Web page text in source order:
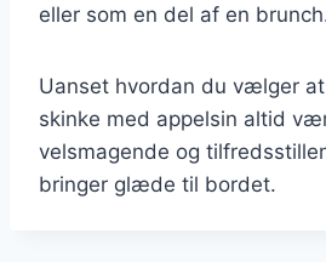
eller som en del af en
Uanset hvordan du vælger
skinke med appelsin altid
velsmagende og
bringer glæde til bordet.